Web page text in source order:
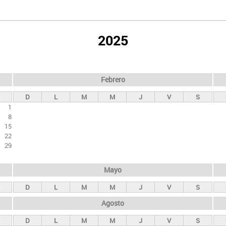
2025
1
8
15
22
29
Febrero
D L M M J V S
Mayo
D L M M J V S
Agosto
D L M M J V S